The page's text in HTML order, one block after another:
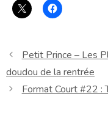
Petit Prince – Les
doudou de la rentrée
Format Court #22 :